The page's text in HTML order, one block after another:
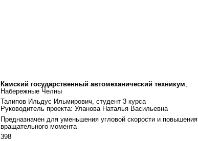
Камский государственный автомеханический техникум,
Набережные Челны
Талипов Ильдус Ильмирович, студент 3 курса
Руководитель проекта: Уланова Наталья Васильевна
Предназначен для уменьшения угловой скорости и повышения
вращательного момента
398